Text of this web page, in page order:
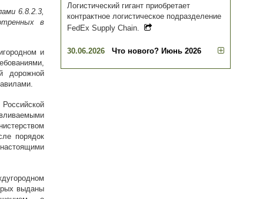
6.8.2.3,
в
и
дорожной
порядок
выданы
Логистический гигант приобретает
контрактное логистическое подразделение
FedEx Supply Chain.
30.06.2026 Что нового? Июнь 2026